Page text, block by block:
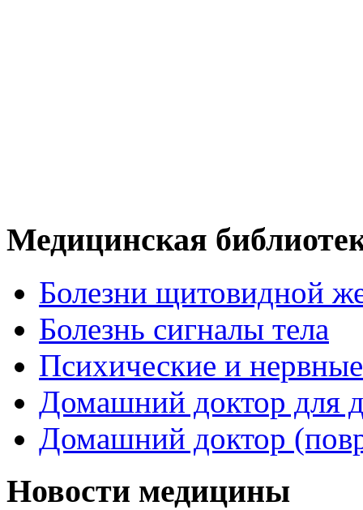
Медицинская
Болезни щитовидной
Болезнь сигналы тела
Психические и
Домашний доктор для
Домашний доктор
Новости медицины